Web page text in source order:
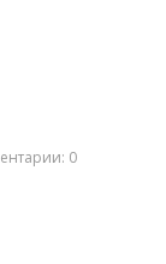
0